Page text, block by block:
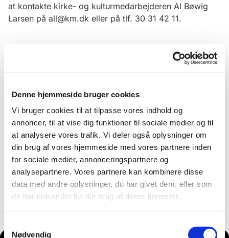
Denne hjemmeside bruger cookies
Vi bruger cookies til at tilpasse vores indhold og
annoncer, til at vise dig funktioner til sociale medier og til
at analysere vores trafik. Vi deler også oplysninger om
din brug af vores hjemmeside med vores partnere inden
for sociale medier, annonceringspartnere og
analysepartnere. Vores partnere kan kombinere disse
data med andre oplysninger, du har givet dem, eller som
de har indsamlet fra din brug af deres tjenester.
Nødvendig
at kontakte kirke- og kulturmedarbejderen Al Bøwig
Larsen på all@km.dk eller på tlf. 30 31 42 11.